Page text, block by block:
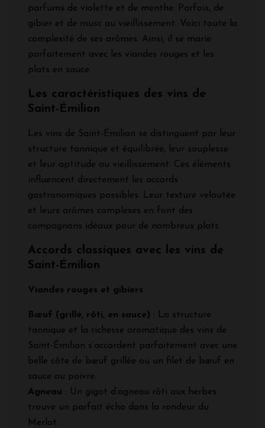
parfums de violette et de menthe. Parfois, de
gibier et de musc au vieillissement. Voici toute la
complexité de ses arômes. Ainsi, il se marie
parfaitement avec les viandes rouges et les
plats en sauce.
Les caractéristiques des vins de
Saint-Émilion
Les vins de Saint-Émilion se distinguent par leur
structure tannique et équilibrée, leur souplesse
et leur aptitude au vieillissement. Ces éléments
influencent directement les accords
gastronomiques possibles. Leur texture veloutée
et leurs arômes complexes en font des
compagnons idéaux pour de nombreux plats.
Accords classiques avec les vins de
Saint-Émilion
Viandes rouges et gibiers
Bœuf (grillé, rôti, en sauce) : La structure
tannique et la richesse aromatique des vins de
Saint-Émilion s’accordent parfaitement avec une
belle côte de bœuf grillée ou un filet de bœuf en
sauce au poivre.
Agneau : Un gigot d’agneau rôti aux herbes
trouve un parfait écho dans la rondeur du
Merlot.